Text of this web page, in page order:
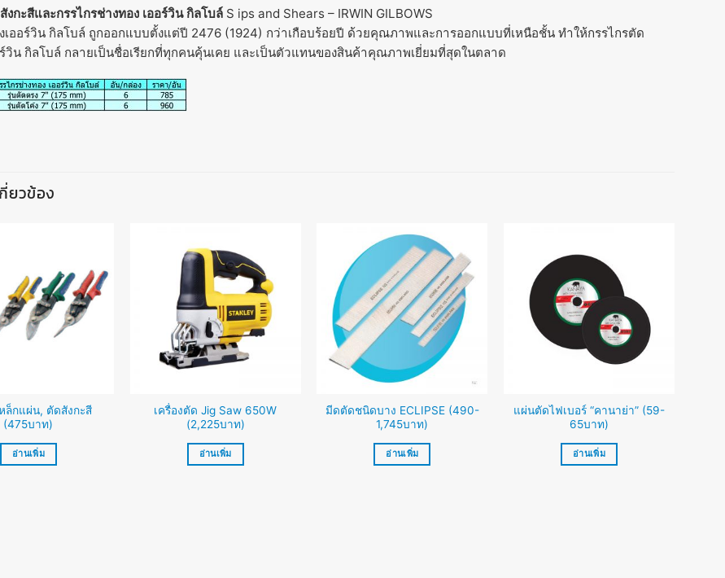
งกะสีและกรรไกรช่างทอง เออร์วิน กิลโบล์ S ips and Shears – IRWIN GILBOWS
เออร์วิน กิลโบล์ ถูกออกแบบตั้งแต่ปี 2476 (1924) กว่าเกือบร้อยปี ด้วยคุณภาพและการออกแบบที่เหนือชั้น ทำให้กรรไกรตัด
ร์วิน กิลโบล์ กลายเป็นชื่อเรียกที่ทุกคนคุ้นเคย และเป็นตัวแทนของสินค้าคุณภาพเยี่ยมที่สุดในตลาด
ยวข้อง
ล็กแผ่น, ตัดสังกะสี
(475บาท)
อ่านเพิ่ม
เครื่องตัด Jig Saw 650W
(2,225บาท)
อ่านเพิ่ม
มีดตัดชนิดบาง ECLIPSE (490-
1,745บาท)
อ่านเพิ่ม
แผ่นตัดไฟเบอร์ “คานาย่า” (59-
65บาท)
อ่านเพิ่ม